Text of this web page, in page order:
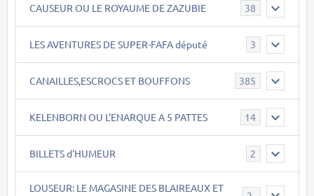
CAUSEUR OU LE ROYAUME DE ZAZUBIE 38
LES AVENTURES DE SUPER-FAFA député 3
CANAILLES,ESCROCS ET BOUFFONS 385
KELENBORN OU L'ENARQUE A 5 PATTES 14
BILLETS d'HUMEUR 2
LOUSEUR: LE MAGASINE DES BLAIREAUX ET